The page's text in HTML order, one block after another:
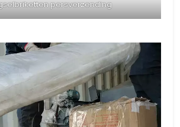
persverzending